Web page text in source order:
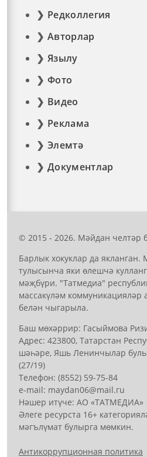
Редколлегия
Авторлар
Язылу
Фото
Видео
Реклама
Элемтә
Документлар
© 2015 - 2026. Мәйдан
Барлык хокуклар да
тулысынча яки өлешчә
мәҗбүри. "Татмедиа"
массакүләм коммуникацияләр
белән чыгарыла.
Баш мөхәррир: Гасыймова
Адрес: 423800, Татарстан
шәһәре, Яшь Ленинчылар
(27/19)
Телефон: (8552) 59-75-84
е-mail: mауdаn06@mail.гu
Нәшер итүче: АО «ТАТМЕДИА»
Әлеге ресурста 16+
мәгълүмат булырга мөмкин.
Антикоррупционная политика